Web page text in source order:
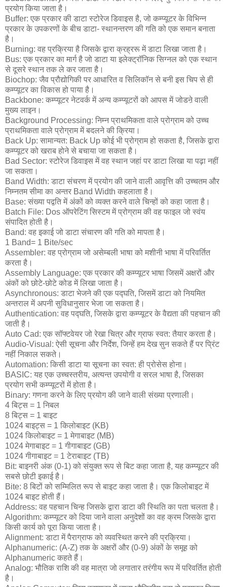
प्रयोग किया जाता है।
Buffer: एक प्रकार की डाटा स्टोरेज डिवाइस है, जो कम्प्यूटर के विभिन्न
प्रकार के उपकरणों के बीच डाटा- स्थानन्तरण की गति को एक समान बनाता
है।
Burning: वह प्रक्रिया है जिसके द्वारा क्रह्ररू में डाटा लिखा जाता है।
Bus: एक प्रकार का मार्ग है जो डाटा या इलेक्ट्रॉनिक सिग्नल को एक स्थान
से दूसरे स्थान तक ले कर जाता है।
Biochop: जैव प्रौद्योगिकी पर आधारित व सिलिकॉन से बनी इस चिप से ही
कम्प्यूटर का विकास हो पाया है।
Backbone: कम्प्यूटर नेटवर्क में अन्य कम्प्यूटरों को आपस में जोडऩे वाली
मुख्य लाइन।
Background Processing: निम्न प्राथमिकता वाले प्रोग्राम को उच्च
प्राथमिकता वाले प्रोग्राम में बदलने की क्रिया।
Back Up: सामान्यत: Back Up कोई भी प्रोग्राम हो सकता है, जिसके द्वारा
कम्प्यूटर को खराब होने से बचाया जा सकता है।
Bad Sector: स्टोरेज डिवाइस में वह स्थान जहां पर डाटा लिखा या पढ़ा नहीं
जा सकता।
Band Width: डाटा संचरण में प्रयोग की जाने वाली आवृत्ति की उच्चतम और
निम्नतम सीमा का अन्तर Band Width कहलाता है।
Base: संख्या पद्वति में अंकों को व्यक्त करने वाले चिन्हों को कहा जाता है।
Batch File: Dos ऑपरेटिंग सिस्टम में प्रोग्राम की वह फाइल जो स्वंय
संपादित होती है।
Band: वह इकाई जो डाटा संचारण की गति को मापता है।
1 Band= 1 Bite/sec
Assembler: वह प्रोग्राम जो असेम्बली भाषा को मशीनी भाषा में परिवर्तित
करता है।
Assembly Language: एक प्रकार की कम्प्यूटर भाषा जिसमें अक्षरों और
अंकों को छोटे-छोटे कोड में लिखा जाता है।
Asynchronous: डाटा भेजने की एक पद्घति, जिसमें डाटा को नियमित
अन्तराल में अपनी सुविधानुसार भेजा जा सकता है।
Authentication: वह पद्घति, जिसके द्वारा कम्प्यूटर के वैद्यता की पहचान की
जाती है।
Auto Cad: एक सॉफ्टवेयर जो रेखा चित्र और ग्राफ स्वत: तैयार करता है।
Audio-Visual: ऐसी सूचना और निर्देश, जिन्हें हम देख सुन सकते हैं पर प्रिंट
नहीं निकाल सकते।
Automation: किसी डाटा या सूचना का स्वत: ही प्रोसेस होना।
BASIC: यह एक उच्चस्तरीय, अत्यन्त उपयोगी व सरल भाषा है, जिसका
प्रयोग सभी कम्प्यूटरों में होता है।
Binary: गणना करने के लिए प्रयोग की जाने वाली संख्या प्रणाली।
4 बिट्स = 1 निबल
8 बिट्स = 1 बाइट
1024 बाइट्स = 1 किलोबाइट (KB)
1024 किलोबाइट = 1 मेगाबाइट (MB)
1024 मेगाबाइट = 1 गीगाबाइट (GB)
1024 गीगाबाइट = 1 टेराबाइट (TB)
Bit: बाइनरी अंक (0-1) को संयुक्त रूप से बिट कहा जाता है, यह कम्प्यूटर की
सबसे छोटी इकाई है।
Bite: 8 बिटों को सम्मिलित रूप से बाइट कहा जाता है। एक किलोबाइट में
1024 बाइट होती हैं।
Address: वह पहचान चिन्ह जिसके द्वारा डाटा की स्थिति का पता चलता है।
Algorithm: कम्प्यूटर को दिया जाने वाला अनुदेशों का वह क्रम जिसके द्वारा
किसी कार्य को पूरा किया जाता है।
Alignment: डाटा में पैराग्राफ को व्यवस्थित करने की प्रक्रिया।
Alphanumeric: (A-Z) तक के अक्षरों और (0-9) अंकों के समूह को
Alphanumeric कहते हैं।
Analog: भौतिक राशि की वह मात्रा जो लगातार तरंगीय रूप में परिवर्तित होती
है।